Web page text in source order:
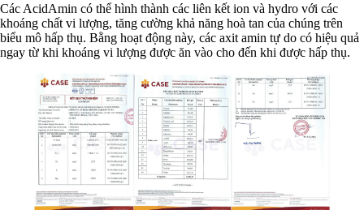
Các AcidAmin có thể hình thành các liên kết ion và hydro với các
khoáng chất vi lượng, tăng cường khả năng hoà tan của chúng trên
biểu mô hấp thụ. Bằng hoạt động này, các axit amin tự do có hiệu quả
ngay từ khi khoáng vi lượng được ăn vào cho đến khi được hấp thụ.